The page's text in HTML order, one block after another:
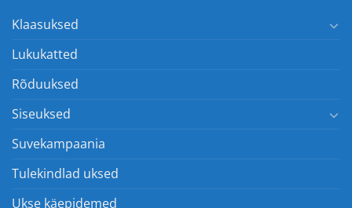
Klaasuksed
Lukukatted
Rõduuksed
Siseuksed
Suvekampaania
Tulekindlad uksed
Ukse käepidemed